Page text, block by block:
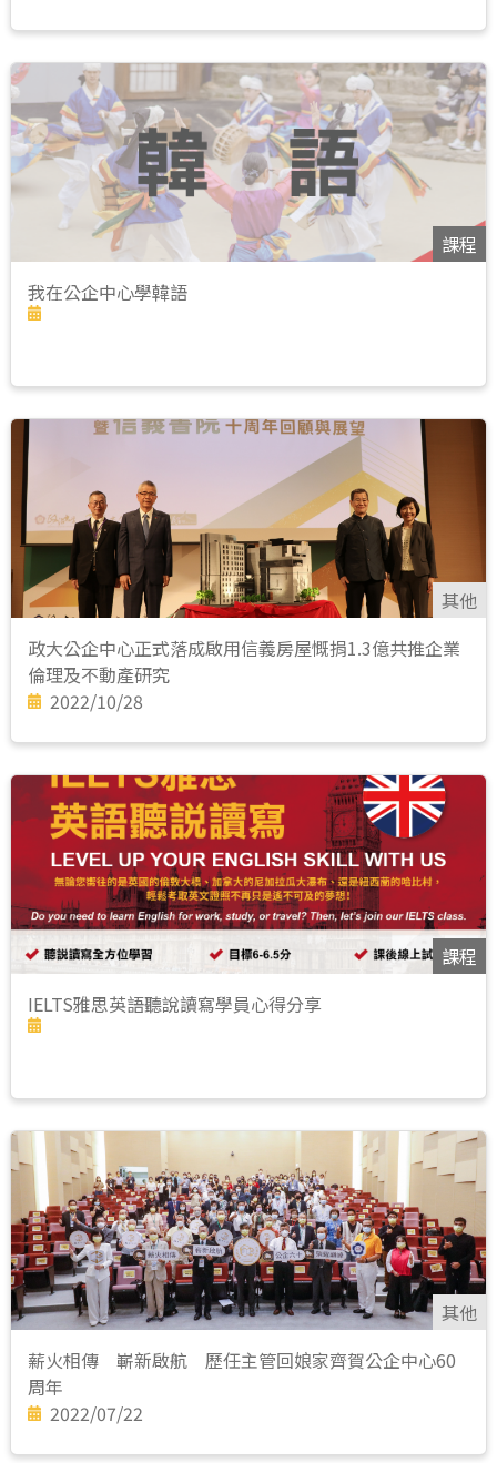
課程
我在公企中心學韓語
其他
政大公企中心正式落成啟用信義房屋慨捐1.3億共推企業
倫理及不動產研究
2022/10/28
課程
IELTS雅思英語聽說讀寫學員心得分享
其他
薪火相傳 嶄新啟航 歷任主管回娘家齊賀公企中心60
周年
2022/07/22